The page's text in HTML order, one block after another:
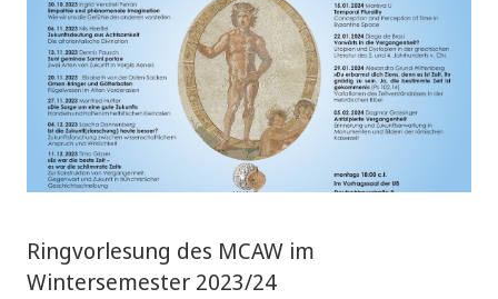
Ringvorlesung des MCAW im
Wintersemester 2023/24